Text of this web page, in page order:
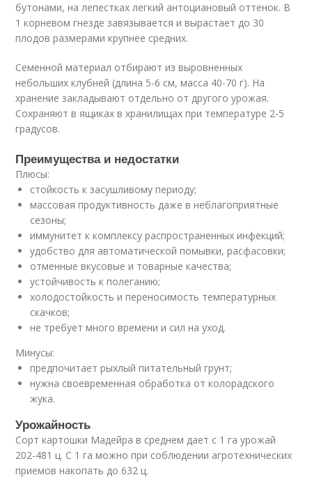
бутонами, на лепестках легкий антоциановый оттенок. В
1 корневом гнезде завязывается и вырастает до 30
плодов размерами крупнее средних.
Семенной материал отбирают из выровненных
небольших клубней (длина 5-6 см, масса 40-70 г). На
хранение закладывают отдельно от другого урожая.
Сохраняют в ящиках в хранилищах при температуре 2-5
градусов.
Преимущества и недостатки
Плюсы:
стойкость к засушливому периоду;
массовая продуктивность даже в неблагоприятные
сезоны;
иммунитет к комплексу распространенных инфекций;
удобство для автоматической помывки, расфасовки;
отменные вкусовые и товарные качества;
устойчивость к полеганию;
холодостойкость и переносимость температурных
скачков;
не требует много времени и сил на уход.
Минусы:
предпочитает рыхлый питательный грунт;
нужна своевременная обработка от колорадского
жука.
Урожайность
Сорт картошки Мадейра в среднем дает с 1 га урожай
202-481 ц. С 1 га можно при соблюдении агротехнических
приемов накопать до 632 ц.